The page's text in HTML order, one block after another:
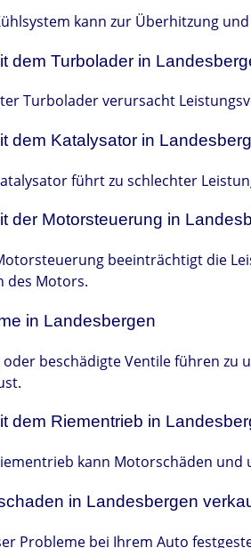
kann zur Überhitzung
dem Turbolader in
Turbolader verursacht
dem Katalysator in
führt zu schlechter
der Motorsteuerung in
beeinträchtigt die
des Motors.
in Landesbergen
oder beschädigte Ventile führen zu
dem Riementrieb in
kann Motorschäden
in Landesbergen
Probleme bei Ihrem Auto